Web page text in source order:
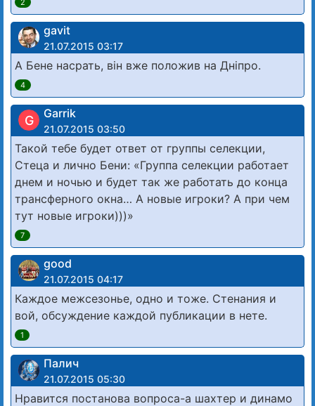
2
gavit
21.07.2015 03:17
А Бене насрать, він вже положив на Дніпро.
4
G Garrik
21.07.2015 03:50
Такой тебе будет ответ от группы селекции,
Стеца и лично Бени: «Группа селекции работает
днем и ночью и будет так же работать до конца
трансферного окна… А новые игроки? А при чем
тут новые игроки)))»
7
good
21.07.2015 04:17
Каждое межсезонье, одно и тоже. Стенания и
вой, обсуждение каждой публикации в нете.
1
Палич
21.07.2015 05:30
Нравится постанова вопроса-а шахтер и динамо